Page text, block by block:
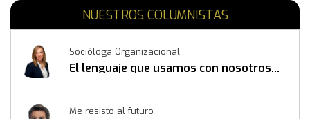
NUESTROS COLUMNISTAS
Socióloga Organizacional
El lenguaje que usamos con nosotros
Me resisto al futuro